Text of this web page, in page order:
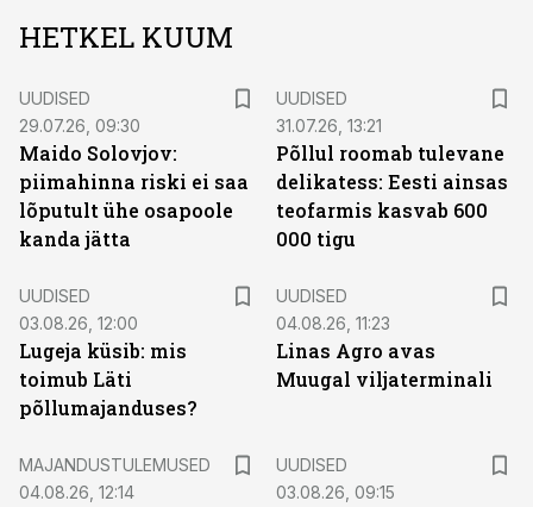
HETKEL KUUM
UUDISED
29.07.26, 09:30
Maido Solovjov:
piimahinna riski ei saa
lõputult ühe osapoole
kanda jätta
UUDISED
31.07.26, 13:21
Põllul roomab tulevane
delikatess: Eesti ainsas
teofarmis kasvab 600
000 tigu
UUDISED
03.08.26, 12:00
Lugeja küsib: mis
toimub Läti
põllumajanduses?
UUDISED
04.08.26, 11:23
Linas Agro avas
Muugal viljaterminali
MAJANDUSTULEMUSED
04.08.26, 12:14
UUDISED
03.08.26, 09:15